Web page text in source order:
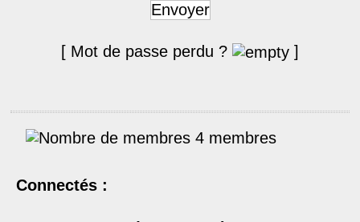
Envoyer
[ Mot de passe perdu ? ]
4 membres
Connectés :